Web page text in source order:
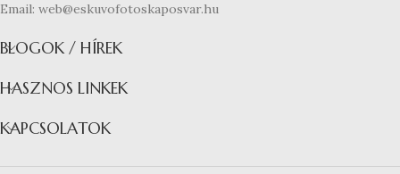
Email: web@eskuvofotoskaposvar.hu
BLOGOK / HÍREK
HASZNOS LINKEK
KAPCSOLATOK